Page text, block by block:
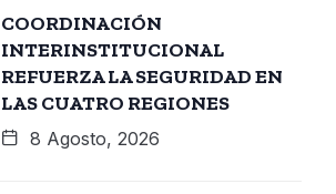
COORDINACIÓN
INTERINSTITUCIONAL
REFUERZA LA SEGURIDAD EN
LAS CUATRO REGIONES
8 Agosto, 2026